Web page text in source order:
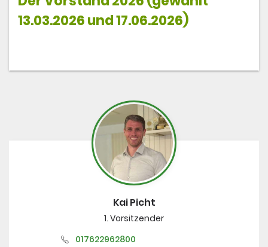
13.03.2026 und 17.06.2026)
Kai Picht
1. Vorsitzender
017622962800